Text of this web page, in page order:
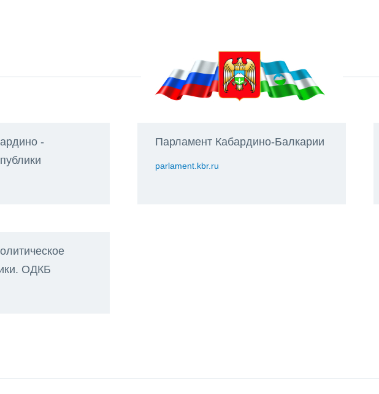
-
Парламент Кабардино-Балкарии
parlament.kbr.ru
ОДКБ